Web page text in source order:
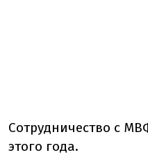
Сотрудничество с
этого года.